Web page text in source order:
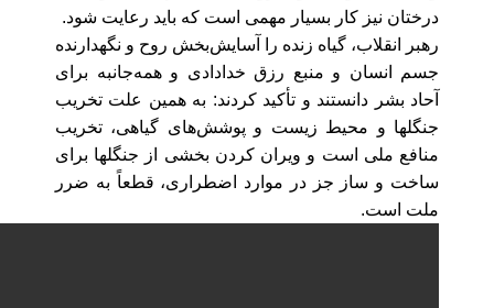
درختان نیز کار بسیار مهمی است که باید رعایت شود.
رهبر انقلاب، گیاه زنده را آسایش‌بخش روح و نگهدارنده
جسم انسان و منبع رزق خدادادی و همه‌جانبه برای
آحاد بشر دانستند و تأکید کردند: به همین علت تخریب
جنگلها و محیط زیست و پوشش‌های گیاهی، تخریب
منافع ملی است و ویران کردن بخشی از جنگلها برای
ساخت و ساز جز در موارد اضطراری، قطعاً به ضرر
ملت است.